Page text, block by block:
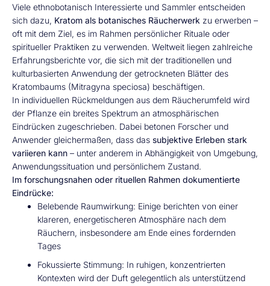
Viele ethnobotanisch Interessierte und Sammler entscheiden
sich dazu, Kratom als botanisches Räucherwerk zu erwerben –
oft mit dem Ziel, es im Rahmen persönlicher Rituale oder
spiritueller Praktiken zu verwenden. Weltweit liegen zahlreiche
Erfahrungsberichte vor, die sich mit der traditionellen und
kulturbasierten Anwendung der getrockneten Blätter des
Kratombaums (Mitragyna speciosa) beschäftigen.
In individuellen Rückmeldungen aus dem Räucherumfeld wird
der Pflanze ein breites Spektrum an atmosphärischen
Eindrücken zugeschrieben. Dabei betonen Forscher und
Anwender gleichermaßen, dass das subjektive Erleben stark
variieren kann – unter anderem in Abhängigkeit von Umgebung,
Anwendungssituation und persönlichem Zustand.
Im forschungsnahen oder rituellen Rahmen dokumentierte
Eindrücke:
Belebende Raumwirkung: Einige berichten von einer
klareren, energetischeren Atmosphäre nach dem
Räuchern, insbesondere am Ende eines fordernden
Tages
Fokussierte Stimmung: In ruhigen, konzentrierten
Kontexten wird der Duft gelegentlich als unterstützend